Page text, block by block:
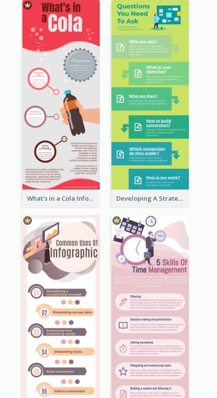
What's in a Cola Infographic Developing A Strategic Marketing Plan Infographic